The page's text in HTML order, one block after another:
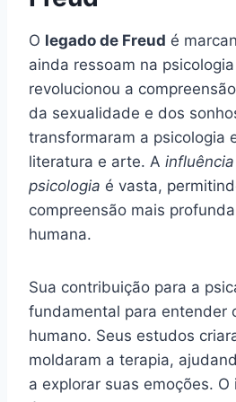
O legado de Freud é
ainda ressoam na
revolucionou a
da sexualidade e dos
transformaram a psicologia
literatura e arte. A
psicologia é vasta,
compreensão mais
humana.
Sua contribuição para a
fundamental para entender
humano. Seus estudos
moldaram a terapia,
a explorar suas emoções.